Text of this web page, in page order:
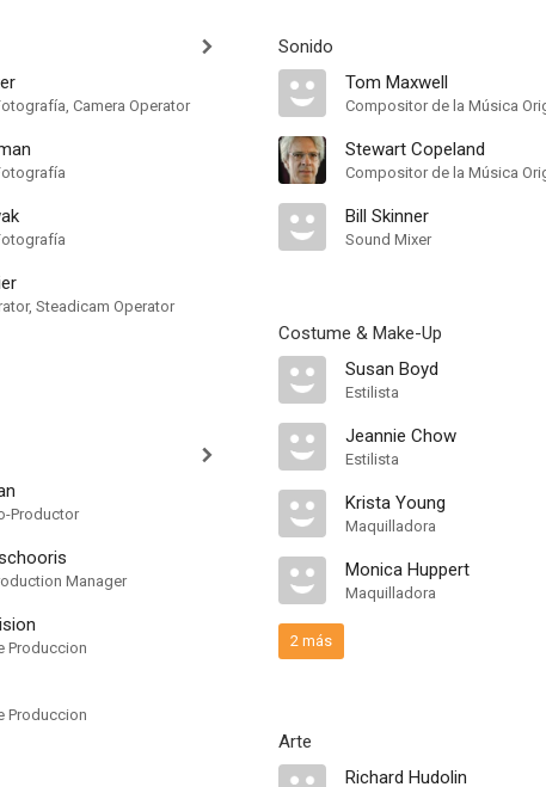
Camera Operator
Steadicam Operator
Productor
Manager
Produccion
Produccion
Sonido
Tom Maxwell
Compositor de la Música
Stewart Copeland
Compositor de la Música
Bill Skinner
Sound Mixer
Costume & Make-Up
Susan Boyd
Estilista
Jeannie Chow
Estilista
Krista Young
Maquilladora
Monica Huppert
Maquilladora
2 más
Arte
Richard Hudolin